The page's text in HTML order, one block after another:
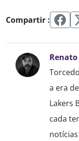
Compartir :
a era
Lakers
cada